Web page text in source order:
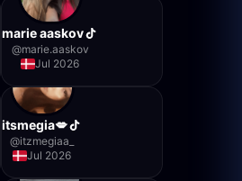
marie aaskov
@marie.aaskov
Jul 2026
itsmegia💋
@itzmegiaa_
Jul 2026